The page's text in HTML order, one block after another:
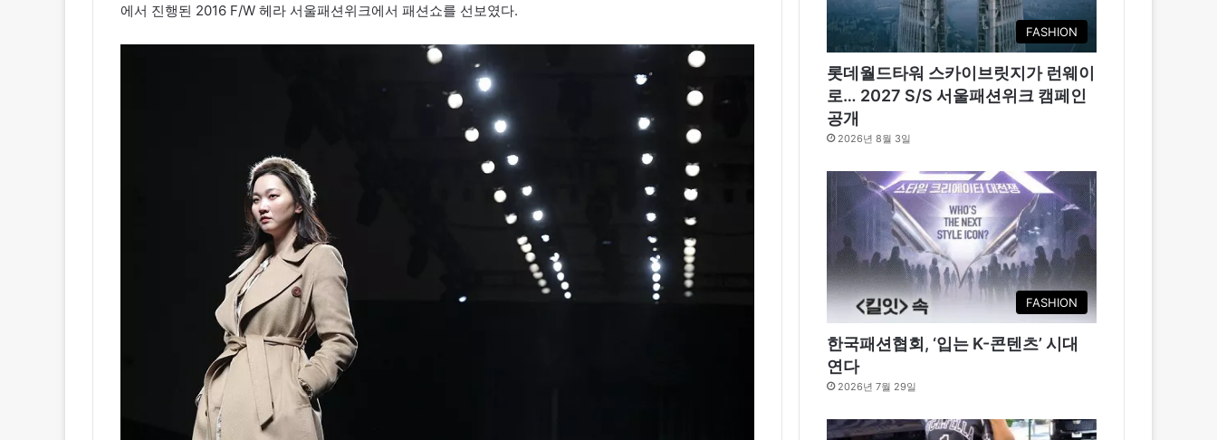
에서 진행된 2016 F/W 헤라 서울패션위크에서 패션쇼를 선보였다.
FASHION
롯데월드타워 스카이브릿지가 런웨이
로… 2027 S/S 서울패션위크 캠페인
공개
2026년 8월 3일
FASHION
한국패션협회, ‘입는 K-콘텐츠’ 시대
연다
2026년 7월 29일